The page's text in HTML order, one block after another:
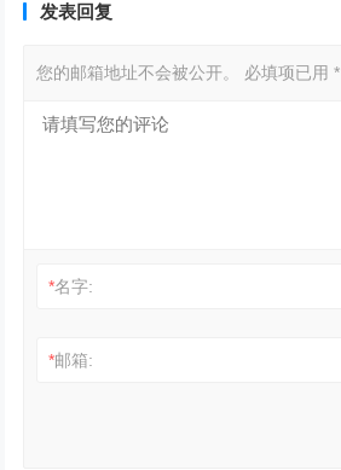
发表回复
您的邮箱地址不会被公开。 必填项已用*
*名字:
*邮箱: